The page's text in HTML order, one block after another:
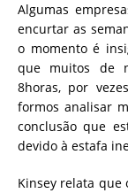
Algumas
encurtar as
o momento é
que muitos de
8horas, por
formos analisar
conclusão que
devido à estafa
Kinsey relata